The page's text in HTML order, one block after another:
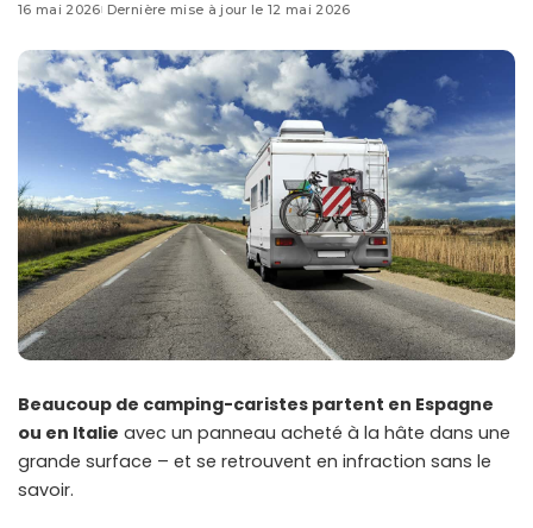
16 mai 2026 Dernière mise à jour le 12 mai 2026
Beaucoup de camping-caristes partent en Espagne
ou en Italie avec un panneau acheté à la hâte dans une
grande surface – et se retrouvent en infraction sans le
savoir.